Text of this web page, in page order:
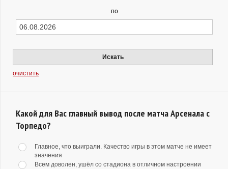
по
Искать
очистить
Какой для Вас главный вывод после матча Арсенала с
Торпедо?
Главное, что выиграли. Качество игры в этом матче не имеет
значения
Всем доволен, ушёл со стадиона в отличном настроении